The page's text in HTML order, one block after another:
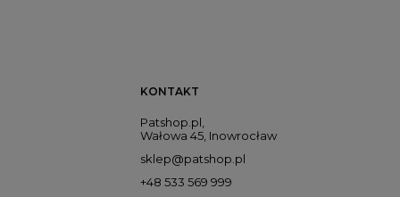
KONTAKT
Patshop.pl,
Wałowa 45, Inowrocław
sklep@patshop.pl
+48 533 569 999